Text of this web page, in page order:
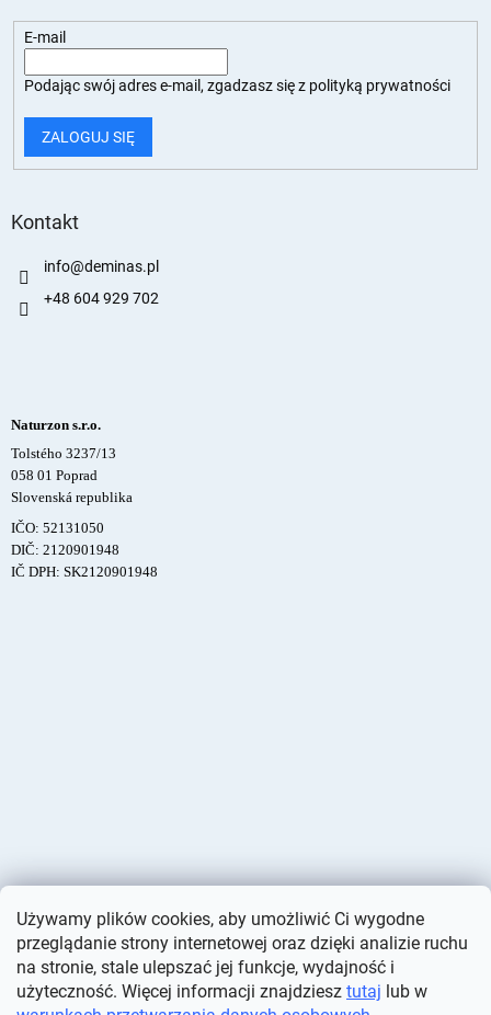
Używamy plików cookies, aby umożliwić Ci wygodne
przeglądanie strony internetowej oraz dzięki analizie ruchu
na stronie, stale ulepszać jej funkcje, wydajność i
użyteczność. Więcej informacji znajdziesz tutaj lub w
E-mail
Podając swój adres e-mail, zgadzasz się z polityką prywatności
ZALOGUJ SIĘ
Kontakt
info@deminas.pl
+48 604 929 702
Naturzon s.r.o.
Tolstého 3237/13
058 01 Poprad
Slovenská republika
IČO: 52131050
DIČ: 2120901948
IČ DPH: SK2120901948